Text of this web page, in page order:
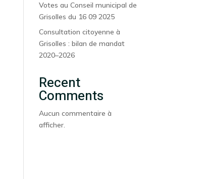
Votes au Conseil municipal de
Grisolles du 16 09 2025
Consultation citoyenne à
Grisolles : bilan de mandat
2020–2026
Recent
Comments
Aucun commentaire à
afficher.